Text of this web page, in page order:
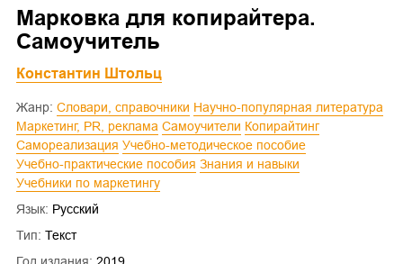
Марковка для копирайтера.
Самоучитель
Константин Штольц
Жанр: Словари, справочники
Научно-популярная литература
Маркетинг, PR, реклама
Самоучители
Копирайтинг
Самореализация
Учебно-методическое пособие
Учебно-практические пособия
Знания и навыки
Учебники по маркетингу
Язык: Русский
Тип: Текст